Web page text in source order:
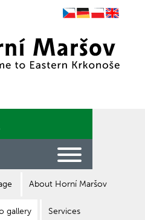
stranu
About Horní Maršov
gallery Services